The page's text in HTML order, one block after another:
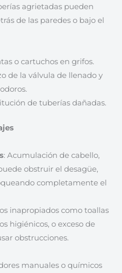
agrietadas pueden
de las paredes o bajo el
o cartuchos en grifos.
de la válvula de llenado y
de tuberías dañadas.
: Acumulación de cabello,
obstruir el desagüe,
completamente el
inapropiados como toallas
higiénicos, o exceso de
obstrucciones.
manuales o químicos